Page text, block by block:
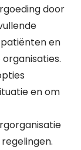
door
en
en om